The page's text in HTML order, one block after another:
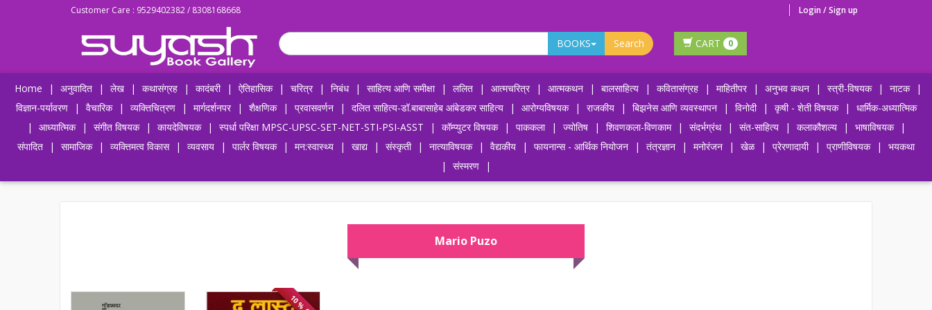
Customer Care : 9529402382 / 8308168668 Login / Sign up
BOOKS Search CART 0
Home | अनुवादित | लेख | कथासंग्रह | कादंबरी | ऐतिहासिक | चरित्र | निबंध | साहित्य आणि समीक्षा | ललित | आत्मचरित्र | आत्मकथन | बालसाहित्य | कवितासंग्रह | माहितीपर | अनुभव कथन | स्त्री-विषयक | नाटक
|
विज्ञान-पर्यावरण
| वैचारिक | व्यक्तिचित्रण | मार्गदर्शनपर | शैक्षणिक | प्रवासवर्णन | दलित साहित्य-डॉ.बाबासाहेब आंबेडकर साहित्य | आरोग्यविषयक | राजकीय | बिझनेस आणि व्यवस्थापन | विनोदी | कृषी - शेती विषयक |
धार्मिक-अध्यात्मिक
|
आध्यात्मिक | संगीत विषयक | कायदेविषयक | स्पर्धा परिक्षा MPSC-UPSC-SET-NET-STI-PSI-ASST | कॉम्प्युटर विषयक | पाककला | ज्योतिष | शिवणकला-विणकाम | संदर्भग्रंथ | संत-साहित्य | कलाकौशल्य | भाषाविषयक
|
संपादित
| सामाजिक | व्यक्तिमत्व विकास | व्यवसाय | पार्लर विषयक | मन:स्वास्थ्य | खाद्य | संस्कृती | नात्याविषयक | वैद्यकीय | फायनान्स - आर्थिक नियोजन | तंत्रज्ञान | मनोरंजन | खेळ | प्रेरणादायी | प्राणीविषयक |
भयकथा
|
संस्मरण |
Mario Puzo